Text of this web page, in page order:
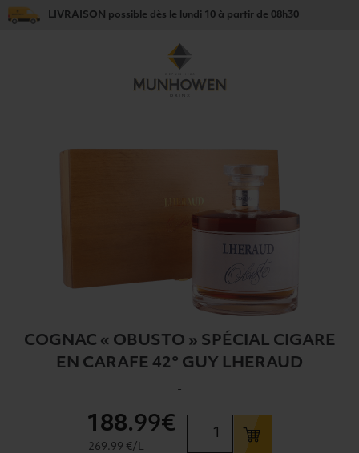
LIVRAISON possible dès le lundi 10 à partir de 08h30
COGNAC « OBUSTO » SPÉCIAL CIGARE
EN CARAFE 42° GUY LHERAUD
-
188.99€
269.99 €/L